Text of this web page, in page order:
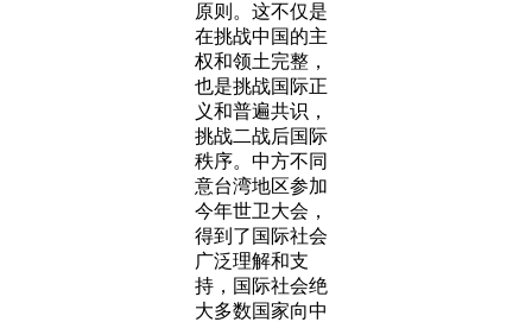
原则。这不仅是
在挑战中国的主
权和领土完整，
也是挑战国际正
义和普遍共识，
挑战二战后国际
秩序。中方不同
意台湾地区参加
今年世卫大会，
得到了国际社会
广泛理解和支
持，国际社会绝
大多数国家向中